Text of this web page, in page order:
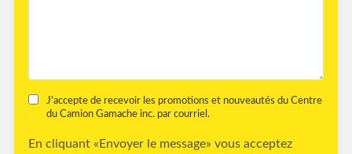
J'accepte de recevoir les promotions et nouveautés du Centre
du Camion Gamache inc. par courriel.
En cliquant «Envoyer le message» vous acceptez